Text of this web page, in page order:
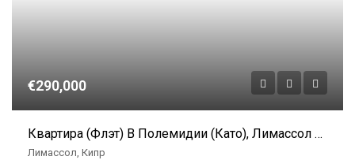
€290,000
Квартира (флэт) В Полемидии (Като), Лимассол На Продажу
Лимассол, Кипр